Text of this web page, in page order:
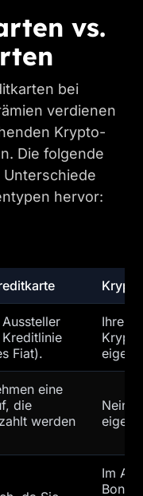
vs.
bei
verdienen
Krypto-
Die folgende
hervor:
Fiat).
Ihre
eine
die
werden
Nein,
Im